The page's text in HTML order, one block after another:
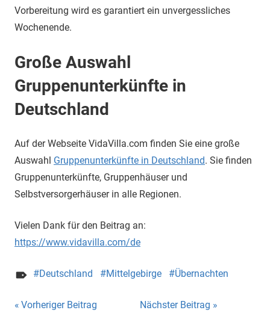
Vorbereitung wird es garantiert ein unvergessliches
Wochenende.
Große Auswahl
Gruppenunterkünfte in
Deutschland
Auf der Webseite VidaVilla.com finden Sie eine große
Auswahl Gruppenunterkünfte in Deutschland. Sie finden
Gruppenunterkünfte, Gruppenhäuser und
Selbstversorgerhäuser in alle Regionen.
Vielen Dank für den Beitrag an:
https://www.vidavilla.com/de
Deutschland Mittelgebirge Übernachten
Beitragsnavigation
Vorheriger Beitrag Nächster Beitrag